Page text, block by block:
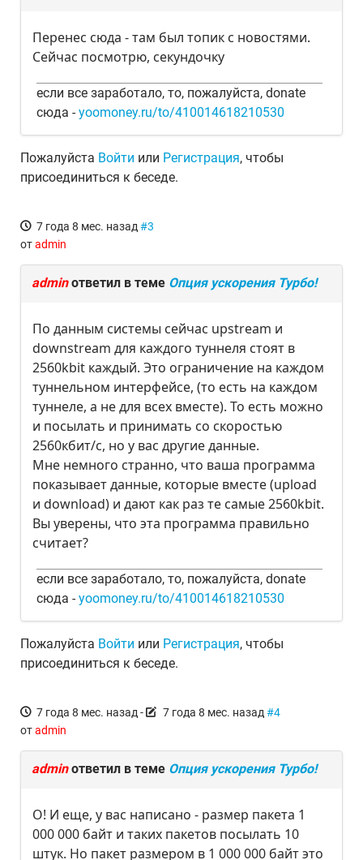
Перенес сюда - там был топик с новостями.
Сейчас посмотрю, секундочку
если все заработало, то, пожалуйста, donate
сюда -yoomoney.ru/to/410014618210530
Пожалуйста Войти или Регистрация, чтобы
присоединиться к беседе.
7 года 8 мес. назад #3
отadmin
adminответил в теме Опция ускорения Турбо!
По данным системы сейчас upstream и
downstream для каждого туннеля стоят в
2560kbit каждый. Это ограничение на каждом
туннельном интерфейсе, (то есть на каждом
туннеле, а не для всех вместе). То есть можно
и посылать и принимать со скоростью
2560кбит/c, но у вас другие данные.
Мне немного странно, что ваша программа
показывает данные, которые вместе (upload
и download) и дают как раз те самые 2560kbit.
Вы уверены, что эта программа правильно
считает?
если все заработало, то, пожалуйста, donate
сюда -yoomoney.ru/to/410014618210530
Пожалуйста Войти или Регистрация, чтобы
присоединиться к беседе.
7 года 8 мес. назад - 7 года 8 мес. назад #4
отadmin
adminответил в теме Опция ускорения Турбо!
О! И еще, у вас написано - размер пакета 1
000 000 байт и таких пакетов посылать 10
штук. Но пакет размером в 1 000 000 байт это